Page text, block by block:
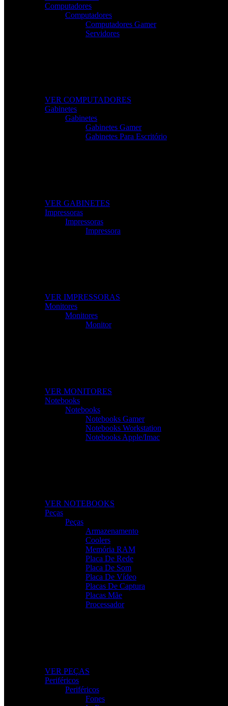
Computadores
Computadores
Computadores Gamer
Servidores
VER COMPUTADORES
Gabinetes
Gabinetes
Gabinetes Gamer
Gabinetes Para Escritório
VER GABINETES
Impressoras
Impressoras
Impressora
VER IMPRESSORAS
Monitores
Monitores
Monitor
VER MONITORES
Notebooks
Notebooks
Notebooks Gamer
Notebooks Workstation
Notebooks Apple/Imac
VER NOTEBOOKS
Peças
Peças
Armazenamento
Coolers
Memória RAM
Placa De Rede
Placa De Som
Placa De Vídeo
Placas De Captura
Placas Mãe
Processador
VER PEÇAS
Periféricos
Periféricos
Fones